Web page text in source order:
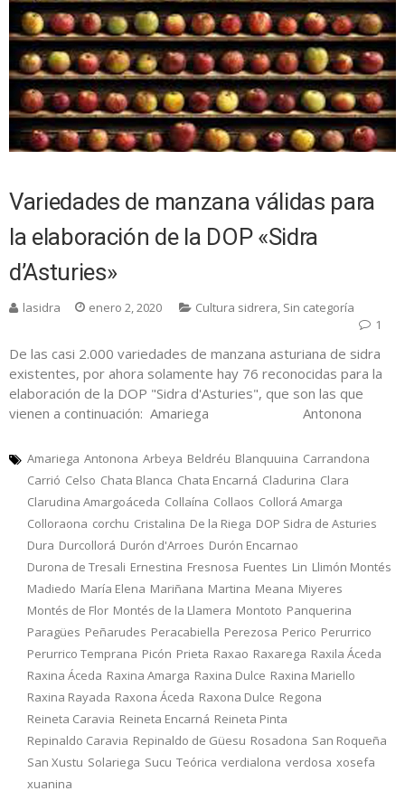
Variedades de manzana válidas para
la elaboración de la DOP «Sidra
d’Asturies»
lasidra enero 2, 2020 Cultura sidrera, Sin categoría
1
De las casi 2.000 variedades de manzana asturiana de sidra
existentes, por ahora solamente hay 76 reconocidas para la
elaboración de la DOP "Sidra d'Asturies", que son las que
vienen a continuación: Amariega Antonona
Amariega Antonona Arbeya Beldréu Blanquuina Carrandona
Carrió Celso Chata Blanca Chata Encarná Cladurina Clara
Clarudina Amargoáceda Collaína Collaos Collorá Amarga
Colloraona corchu Cristalina De la Riega DOP Sidra de Asturies
Dura Durcollorá Durón d'Arroes Durón Encarnao
Durona de Tresali Ernestina Fresnosa Fuentes Lin Llimón Montés
Madiedo María Elena Mariñana Martina Meana Miyeres
Montés de Flor Montés de la Llamera Montoto Panquerina
Paragües Peñarudes Peracabiella Perezosa Perico Perurrico
Perurrico Temprana Picón Prieta Raxao Raxarega Raxila Áceda
Raxina Áceda Raxina Amarga Raxina Dulce Raxina Mariello
Raxina Rayada Raxona Áceda Raxona Dulce Regona
Reineta Caravia Reineta Encarná Reineta Pinta
Repinaldo Caravia Repinaldo de Güesu Rosadona San Roqueña
San Xustu Solariega Sucu Teórica verdialona verdosa xosefa
xuanina